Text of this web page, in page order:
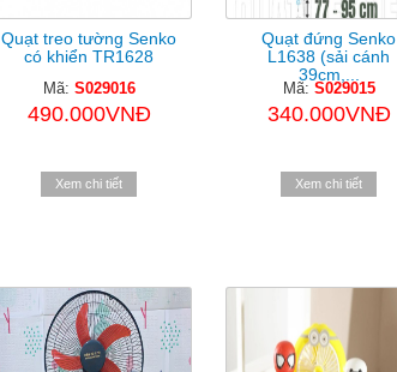
Quạt treo tường Senko
có khiển TR1628
Mã: S029016
490.000VNĐ
Xem chi tiết
Quạt đứng Senko
L1638 (sải cánh
39cm,...
Mã: S029015
340.000VNĐ
Xem chi tiết